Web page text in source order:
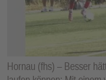
Hornau (fhs) – Besser